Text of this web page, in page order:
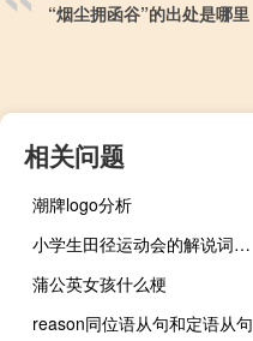
“烟尘拥函谷”的出处是哪里
相关问题
潮牌logo分析
小学生田径运动会的解说词语（小学生田径运动会的解说词）
蒲公英女孩什么梗
reason同位语从句和定语从句